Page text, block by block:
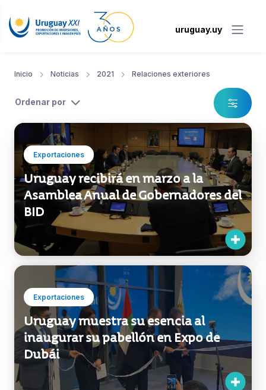
uruguay.uy
Inicio Noticias 2021 Relaciones exteriores
Ordenar por
Exportaciones
Uruguay recibirá en marzo a la
Asamblea Anual de Gobernadores del
BID
Exportaciones
Uruguay muestra su esencia al
inaugurar su pabellón en Expo de
Dubái